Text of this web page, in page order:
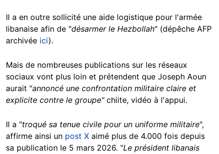
Il a en outre sollicité une aide logistique pour l'armée
libanaise afin de "désarmer le Hezbollah" (dépêche AFP
archivée ici).
Mais de nombreuses publications sur les réseaux
sociaux vont plus loin et prétendent que Joseph Aoun
aurait "annoncé une confrontation militaire claire et
explicite contre le groupe" chiite, vidéo à l'appui.
Il a "troqué sa tenue civile pour un uniforme militaire",
affirme ainsi un post X aimé plus de 4.000 fois depuis
sa publication le 5 mars 2026. "Le président libanais